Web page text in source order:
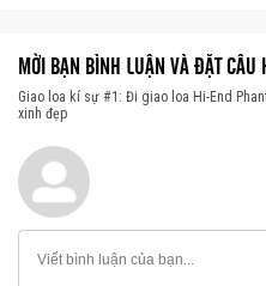
MỜI BẠN BÌNH LUẬN VÀ ĐẶT CÂU
Giao loa kí sự #1: Đi giao loa Hi-End
xinh đẹp